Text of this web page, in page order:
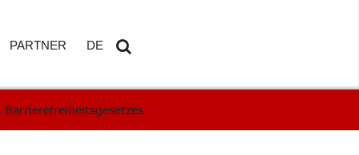
PARTNER DE